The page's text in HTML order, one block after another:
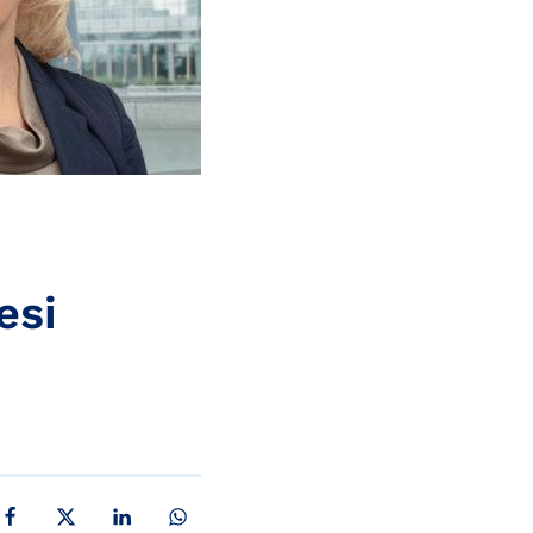
JAA FACEBOOKISSA
JAA X:SSÄ JAA LINKEDINISSÄ